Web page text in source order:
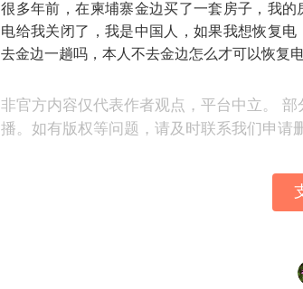
很多年前，在柬埔寨金边买了一套房子，我
电给我关闭了，我是中国人，如果我想恢复
去金边一趟吗，本人不去金边怎么才可以恢复电
非官方内容仅代表作者观点，平台中立。
播。如有版权等问题，请及时联系我们申请